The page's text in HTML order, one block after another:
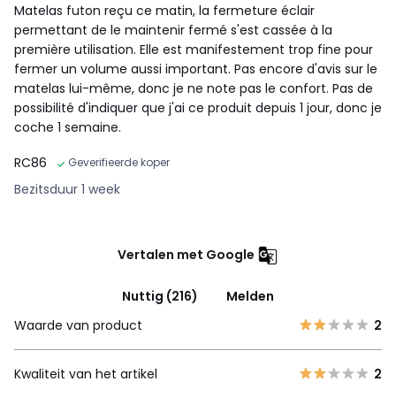
Matelas futon reçu ce matin, la fermeture éclair
permettant de le maintenir fermé s'est cassée à la
première utilisation. Elle est manifestement trop fine pour
fermer un volume aussi important. Pas encore d'avis sur le
matelas lui-même, donc je ne note pas le confort. Pas de
possibilité d'indiquer que j'ai ce produit depuis 1 jour, donc je
coche 1 semaine.
RC86
Geverifieerde koper
Bezitsduur 1 week
Vertalen met Google
Nuttig (216)
Melden
Waarde van product
2
Kwaliteit van het artikel 2